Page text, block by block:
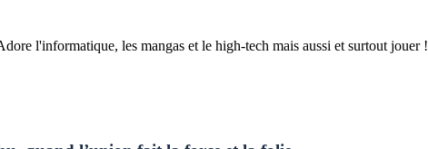
l'informatique, les mangas et le high-tech mais aussi et surtout jouer !